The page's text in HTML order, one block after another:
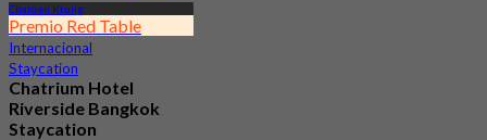
Charoen Krung
Premio Red Table
Internacional
Staycation
Chatrium Hotel
Riverside Bangkok
Staycation